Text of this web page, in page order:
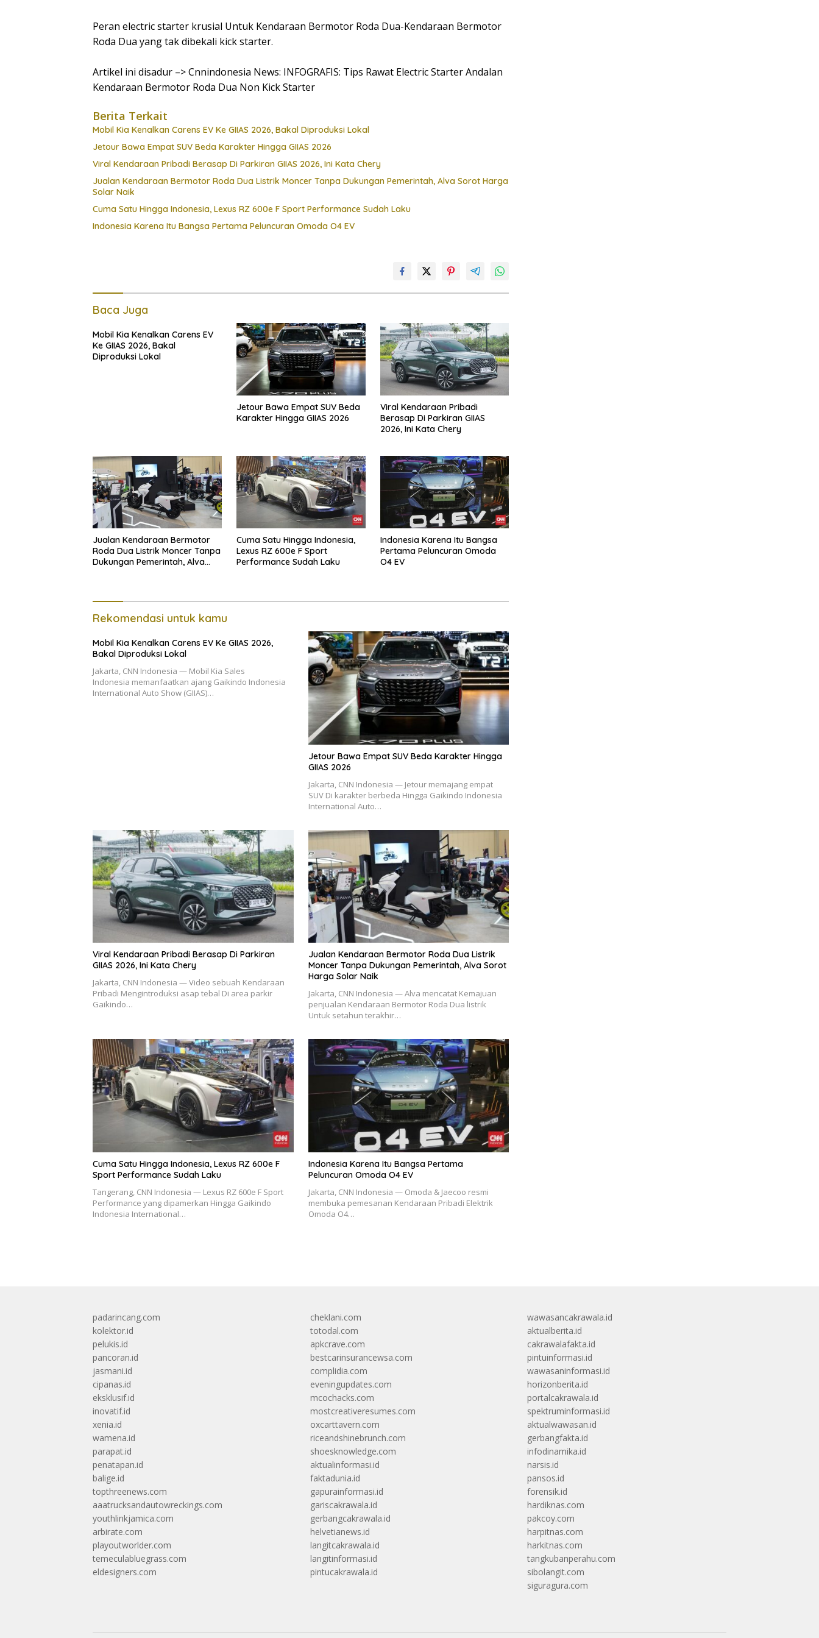
Peran electric starter krusial Untuk Kendaraan Bermotor Roda Dua-Kendaraan Bermotor
Roda Dua yang tak dibekali kick starter.
Artikel ini disadur –> Cnnindonesia News: INFOGRAFIS: Tips Rawat Electric Starter Andalan
Kendaraan Bermotor Roda Dua Non Kick Starter
Berita Terkait
Mobil Kia Kenalkan Carens EV Ke GIIAS 2026, Bakal Diproduksi Lokal
Jetour Bawa Empat SUV Beda Karakter Hingga GIIAS 2026
Viral Kendaraan Pribadi Berasap Di Parkiran GIIAS 2026, Ini Kata Chery
Jualan Kendaraan Bermotor Roda Dua Listrik Moncer Tanpa Dukungan Pemerintah, Alva Sorot Harga
Solar Naik
Cuma Satu Hingga Indonesia, Lexus RZ 600e F Sport Performance Sudah Laku
Indonesia Karena Itu Bangsa Pertama Peluncuran Omoda O4 EV
Baca Juga
Mobil Kia Kenalkan Carens EV
Ke GIIAS 2026, Bakal
Diproduksi Lokal
Jetour Bawa Empat SUV Beda
Karakter Hingga GIIAS 2026
Viral Kendaraan Pribadi
Berasap Di Parkiran GIIAS
2026, Ini Kata Chery
Jualan Kendaraan Bermotor
Roda Dua Listrik Moncer Tanpa
Dukungan Pemerintah, Alva
Cuma Satu Hingga Indonesia,
Lexus RZ 600e F Sport
Performance Sudah Laku
Indonesia Karena Itu Bangsa
Pertama Peluncuran Omoda
O4 EV
Rekomendasi untuk kamu
Mobil Kia Kenalkan Carens EV Ke GIIAS 2026,
Bakal Diproduksi Lokal
Jakarta, CNN Indonesia — Mobil Kia Sales
Indonesia memanfaatkan ajang Gaikindo Indonesia
International Auto Show (GIIAS)…
Jetour Bawa Empat SUV Beda Karakter Hingga
GIIAS 2026
Jakarta, CNN Indonesia — Jetour memajang empat
SUV Di karakter berbeda Hingga Gaikindo Indonesia
International Auto…
Viral Kendaraan Pribadi Berasap Di Parkiran
GIIAS 2026, Ini Kata Chery
Jakarta, CNN Indonesia — Video sebuah Kendaraan
Pribadi Mengintroduksi asap tebal Di area parkir
Gaikindo…
Jualan Kendaraan Bermotor Roda Dua Listrik
Moncer Tanpa Dukungan Pemerintah, Alva Sorot
Harga Solar Naik
Jakarta, CNN Indonesia — Alva mencatat Kemajuan
penjualan Kendaraan Bermotor Roda Dua listrik
Untuk setahun terakhir…
Cuma Satu Hingga Indonesia, Lexus RZ 600e F
Sport Performance Sudah Laku
Tangerang, CNN Indonesia — Lexus RZ 600e F Sport
Performance yang dipamerkan Hingga Gaikindo
Indonesia International…
Indonesia Karena Itu Bangsa Pertama
Peluncuran Omoda O4 EV
Jakarta, CNN Indonesia — Omoda & Jaecoo resmi
membuka pemesanan Kendaraan Pribadi Elektrik
Omoda O4…
padarincang.com
kolektor.id
pelukis.id
pancoran.id
jasmani.id
cipanas.id
eksklusif.id
inovatif.id
xenia.id
wamena.id
parapat.id
penatapan.id
balige.id
topthreenews.com
aaatrucksandautowreckings.com
youthlinkjamica.com
arbirate.com
playoutworlder.com
temeculabluegrass.com
eldesigners.com
cheklani.com
totodal.com
apkcrave.com
bestcarinsurancewsa.com
complidia.com
eveningupdates.com
mcochacks.com
mostcreativeresumes.com
oxcarttavern.com
riceandshinebrunch.com
shoesknowledge.com
aktualinformasi.id
faktadunia.id
gapurainformasi.id
gariscakrawala.id
gerbangcakrawala.id
helvetianews.id
langitcakrawala.id
langitinformasi.id
pintucakrawala.id
wawasancakrawala.id
aktualberita.id
cakrawalafakta.id
pintuinformasi.id
wawasaninformasi.id
horizonberita.id
portalcakrawala.id
spektruminformasi.id
aktualwawasan.id
gerbangfakta.id
infodinamika.id
narsis.id
pansos.id
forensik.id
hardiknas.com
pakcoy.com
harpitnas.com
harkitnas.com
tangkubanperahu.com
sibolangit.com
siguragura.com